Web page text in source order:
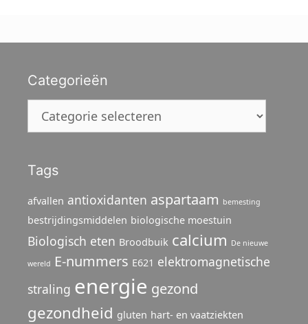
Categorieën
Categorieën
Tags
afvallen antioxidanten aspartaam bemesting
bestrijdingsmiddelen biologische moestuin
Biologisch eten Broodbuik calcium De nieuwe
wereld E-nummers E621 elektromagnetische
straling energie gezond
gezondheid gluten hart- en vaatziekten